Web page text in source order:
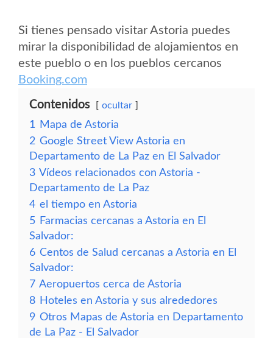
Si tienes pensado visitar Astoria puedes
mirar la disponibilidad de alojamientos en
este pueblo o en los pueblos cercanos
Booking.com
Contenidos ocultar
1
Mapa de Astoria
2 Google Street View Astoria en
Departamento de La Paz en El Salvador
3 Vídeos relacionados con Astoria -
Departamento de La Paz
4 el tiempo en Astoria
5 Farmacias cercanas a Astoria en El
Salvador:
6 Centos de Salud cercanas a Astoria en El
Salvador:
7 Aeropuertos cerca de Astoria
8 Hoteles en Astoria y sus alrededores
9 Otros Mapas de Astoria en Departamento
de La Paz - El Salvador